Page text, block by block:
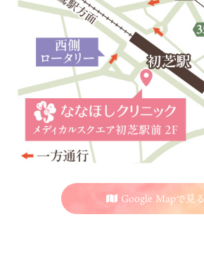
Google Mapで見る